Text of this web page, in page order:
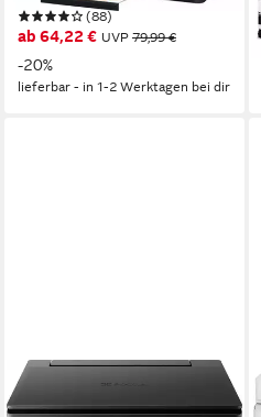
(88)
ab 64,22 € UVP 79,99 €
-20%
lieferbar - in 1-2 Werktagen bei dir